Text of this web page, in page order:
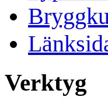
Verktyg